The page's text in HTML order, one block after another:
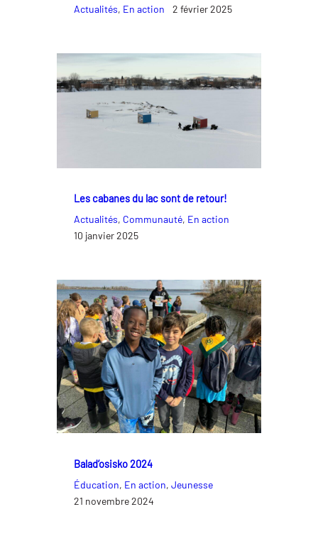
Actualités, En action 2 février 2025
Les cabanes du lac sont de retour!
Actualités, Communauté, En action
10 janvier 2025
Balad’osisko 2024
Éducation, En action, Jeunesse
21 novembre 2024